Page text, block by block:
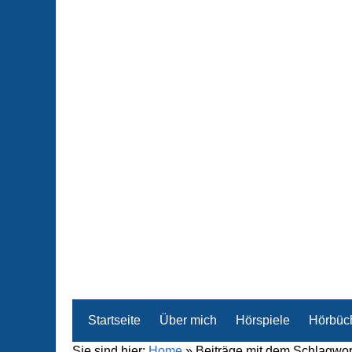
Startseite Über mich Hörspiele